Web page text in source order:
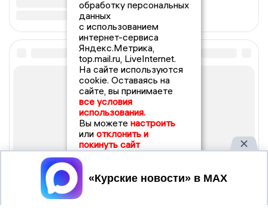
обработку персональных
данных
с использованием
интернет-сервиса
Яндекс.Метрика,
top.mail.ru, LiveInternet.
На сайте используются
cookie. Оставаясь на
сайте, вы принимаете
все условия
использования.
Вы можете настроить
или отклонить и
покинуть сайт
Принять